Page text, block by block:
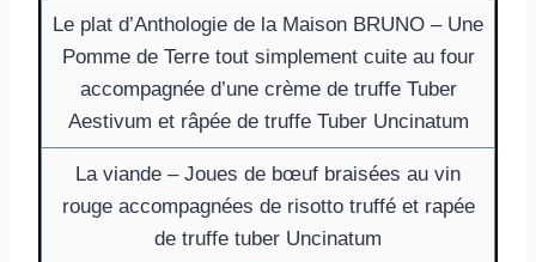
Le plat d’Anthologie de la Maison BRUNO – Une
Pomme de Terre tout simplement cuite au four
accompagnée d’une crème de truffe Tuber
Aestivum et râpée de truffe Tuber Uncinatum
La viande – Joues de bœuf braisées au vin
rouge accompagnées de risotto truffé et rapée
de truffe tuber Uncinatum